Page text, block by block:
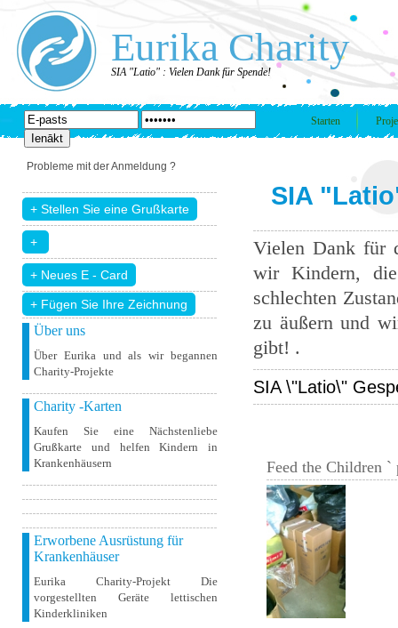
Eurika Charity
SIA "Latio" : Vielen Dank für Spende!
Starten
Probleme mit der Anmeldung ?
+ Fügen Sie Ihre Zeichnung
Über uns
Über Eurika und als wir begannen
Charity-Projekte
Charity -Karten
Kaufen Sie eine Nächstenliebe
Grußkarte und helfen Kindern in
Krankenhäusern
Erworbene Ausrüstung für
Krankenhäuser
Eurika Charity-Projekt Die
vorgestellten Geräte lettischen
Kinderkliniken
SIA
Vielen Dank für
wir Kindern,
schlechten
zu äußern und
gibt! .
SIA \"Latio\"
Feed the Children `